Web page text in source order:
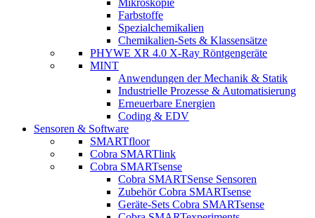
Mikroskopie
Farbstoffe
Spezialchemikalien
Chemikalien-Sets & Klassensätze
PHYWE XR 4.0 X-Ray Röntgengeräte
MINT
Anwendungen der Mechanik & Statik
Industrielle Prozesse & Automatisierung
Erneuerbare Energien
Coding & EDV
Sensoren & Software
SMARTfloor
Cobra SMARTlink
Cobra SMARTsense
Cobra SMARTSense Sensoren
Zubehör Cobra SMARTsense
Geräte-Sets Cobra SMARTsense